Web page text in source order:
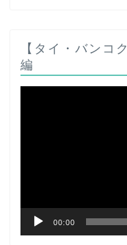
【タイ・バンコ
編
00:00